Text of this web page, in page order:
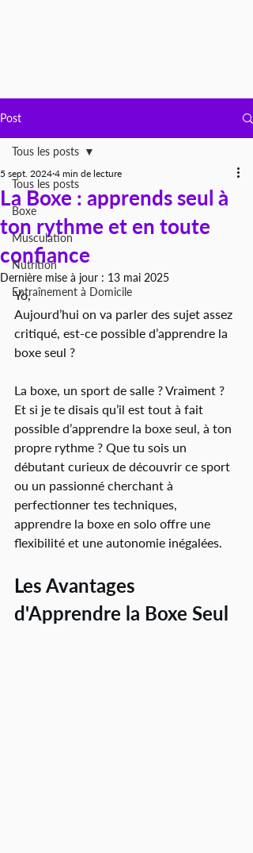
Post
Tous les posts
Boxe
Musculation
Nutrition
Entraînement à Domicile
Tous les posts
La Boxe : apprends seul à
ton rythme et en toute
confiance
5 sept. 2024 4 min de lecture
Dernière mise à jour : 13 mai 2025
Yo,
Aujourd’hui on va parler des sujet assez
critiqué, est-ce possible d’apprendre la
boxe seul ?
La boxe, un sport de salle ? Vraiment ?
Et si je te disais qu’il est tout à fait
possible d’apprendre la boxe seul, à ton
propre rythme ? Que tu sois un
débutant curieux de découvrir ce sport
ou un passionné cherchant à
perfectionner tes techniques,
apprendre la boxe en solo offre une
flexibilité et une autonomie inégalées.
Les Avantages
d'Apprendre la Boxe Seul